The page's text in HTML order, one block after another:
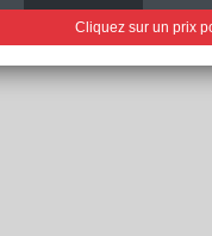
Cliquez sur un prix